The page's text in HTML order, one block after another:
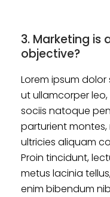
3. Marketing is
objective?
Lorem ipsum
ut ullamcorper
sociis natoque
parturient
ultricies aliquam
Proin tincidunt,
metus lacinia
enim bibendum